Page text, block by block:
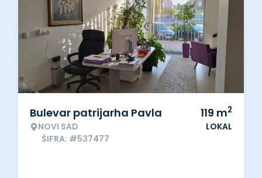
Bulevar patrijarha Pavla
NOVI SAD
ŠIFRA: #537477
119 m2
LOKAL